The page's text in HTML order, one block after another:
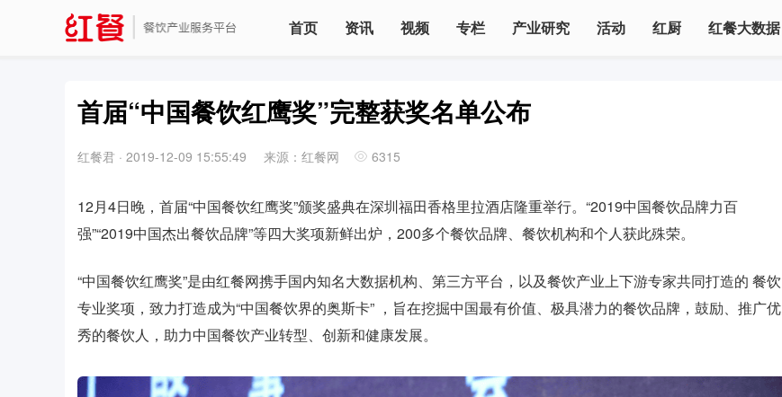
首页 资讯 视频 专栏 产业研究 活动 红厨 红餐大数据
首届“中国餐饮红鹰奖”完整获奖名单公布
红餐君 · 2019-12-09 15:55:49 来源：红餐网 6315
12月4日晚，首届“中国餐饮红鹰奖”颁奖盛典在深圳福田香格里拉酒店隆重举行。“2019中国餐饮品牌力百
强”“2019中国杰出餐饮品牌”等四大奖项新鲜出炉，200多个餐饮品牌、餐饮机构和个人获此殊荣。
“中国餐饮红鹰奖”是由红餐网携手国内知名大数据机构、第三方平台，以及餐饮产业上下游专家共同打造的 餐饮
专业奖项，致力打造成为“中国餐饮界的奥斯卡” ，旨在挖掘中国最有价值、极具潜力的餐饮品牌，鼓励、推广优
秀的餐饮人，助力中国餐饮产业转型、创新和健康发展。